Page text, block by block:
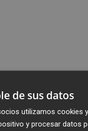
de sus datos
utilizamos cookies
y procesar datos